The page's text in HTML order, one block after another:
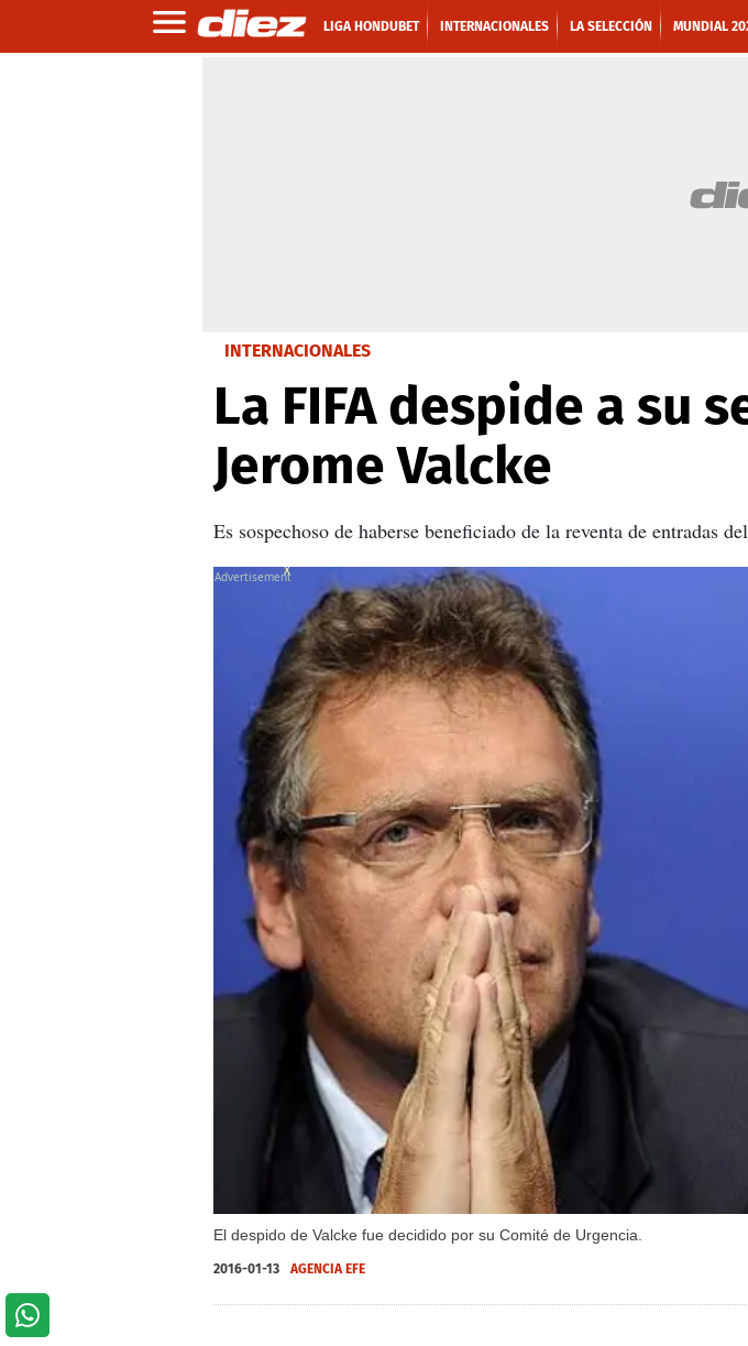
LIGA HONDUBET INTERNACIONALES LA SELECCIÓN MUNDIAL
INTERNACIONALES
La FIFA despide a su
Jerome Valcke
Es sospechoso de haberse beneficiado de la reventa de entradas
El despido de Valcke fue decidido por su Comité de Urgencia.
X
2016-01-13 AGENCIA EFE